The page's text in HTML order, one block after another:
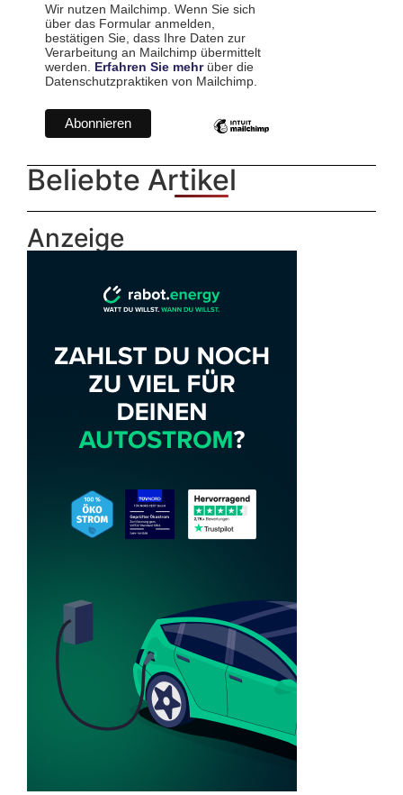
Wir nutzen Mailchimp. Wenn Sie sich
über das Formular anmelden,
bestätigen Sie, dass Ihre Daten zur
Verarbeitung an Mailchimp übermittelt
werden. Erfahren Sie mehrüber die
Datenschutzpraktiken von Mailchimp.
Beliebte Artikel
Anzeige